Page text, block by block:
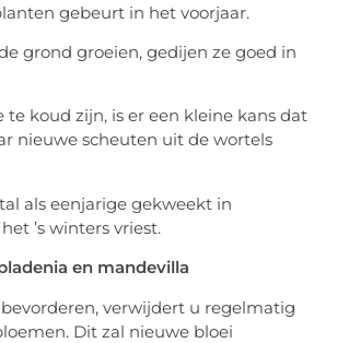
gebeurt in het voorjaar.
grond groeien, gedijen ze goed in
te koud zijn, is er een kleine kans dat
nieuwe scheuten uit de wortels
als eenjarige gekweekt in
’s winters vriest.
en mandevilla
verwijdert u regelmatig
Dit zal nieuwe bloei